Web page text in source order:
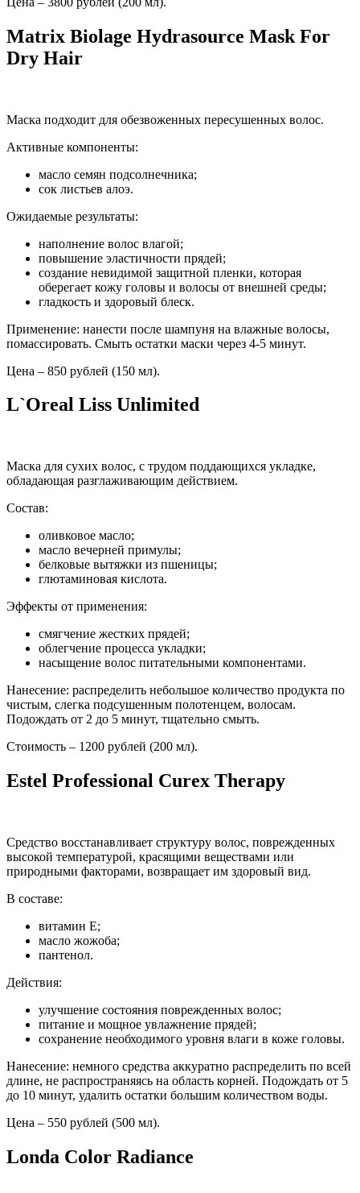
Matrix Biolage Hydrasource Mask For
Dry Hair
Маска подходит для обезвоженных пересушенных волос.
Активные компоненты:
масло семян подсолнечника;
сок листьев алоэ.
Ожидаемые результаты:
наполнение волос влагой;
повышение эластичности прядей;
создание невидимой защитной пленки, которая
оберегает кожу головы и волосы от внешней среды;
гладкость и здоровый блеск.
Применение: нанести после шампуня на влажные волосы,
помассировать. Смыть остатки маски через 4-5 минут.
Цена – 850 рублей (150 мл).
L`Oreal Liss Unlimited
Маска для сухих волос, с трудом поддающихся укладке,
обладающая разглаживающим действием.
Состав:
оливковое масло;
масло вечерней примулы;
белковые вытяжки из пшеницы;
глютаминовая кислота.
Эффекты от применения:
смягчение жестких прядей;
облегчение процесса укладки;
насыщение волос питательными компонентами.
Нанесение: распределить небольшое количество продукта по
чистым, слегка подсушенным полотенцем, волосам.
Подождать от 2 до 5 минут, тщательно смыть.
Стоимость – 1200 рублей (200 мл).
Estel Professional Curex Therapy
Средство восстанавливает структуру волос, поврежденных
высокой температурой, красящими веществами или
природными факторами, возвращает им здоровый вид.
В составе:
витамин Е;
масло жожоба;
пантенол.
Действия:
улучшение состояния поврежденных волос;
питание и мощное увлажнение прядей;
сохранение необходимого уровня влаги в коже головы.
Нанесение: немного средства аккуратно распределить по всей
длине, не распространяясь на область корней. Подождать от 5
до 10 минут, удалить остатки большим количеством воды.
Цена – 550 рублей (500 мл).
Londa Color Radiance